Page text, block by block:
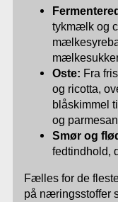
tykmælk og
Oste: Fra
og ricotta,
blåskimmel
og
Smør og
fedtindhold,
Fælles for de
på næringsstoffer